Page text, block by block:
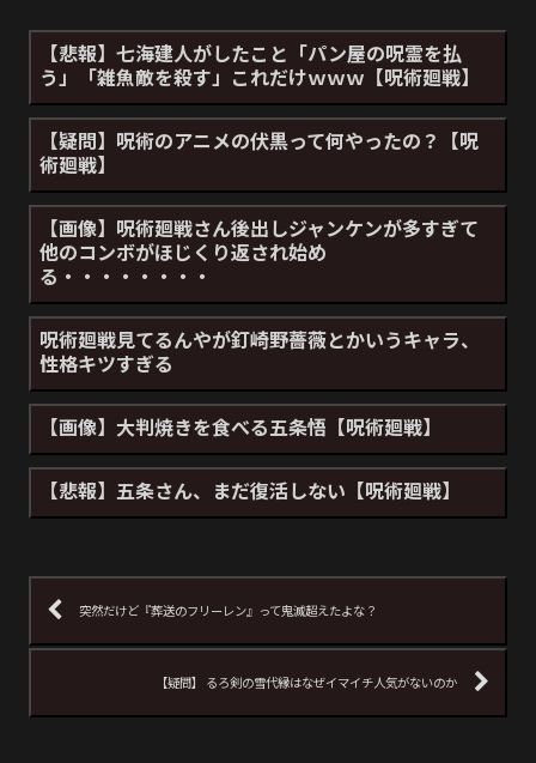
【悲報】七海建人がしたこと「パン屋の呪霊を払
う」「雑魚敵を殺す」これだけｗｗｗ【呪術廻戦】
【疑問】呪術のアニメの伏黒って何やったの？【呪
術廻戦】
【画像】呪術廻戦さん後出しジャンケンが多すぎて
他のコンボがほじくり返され始め
る・・・・・・・・
呪術廻戦見てるんやが釘崎野薔薇とかいうキャラ、
性格キツすぎる
【画像】大判焼きを食べる五条悟【呪術廻戦】
【悲報】五条さん、まだ復活しない【呪術廻戦】
突然だけど『葬送のフリーレン』って鬼滅超えたよな？
【疑問】 るろ剣の雪代縁はなぜイマイチ人気がないのか